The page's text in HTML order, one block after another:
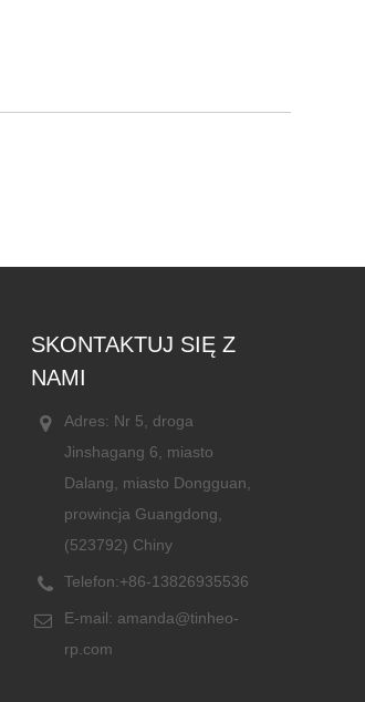
SKONTAKTUJ SIĘ Z
NAMI
Adres: Nr 5, droga
Jinshagang 6, miasto
Dalang, miasto Dongguan,
prowincja Guangdong,
(523792) Chiny
Telefon:+86-13826935536
E-mail: amanda@tinheo-
rp.com